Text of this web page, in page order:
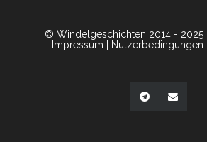
© Windelgeschichten 2014 - 2025
Impressum
Nutzerbedingungen